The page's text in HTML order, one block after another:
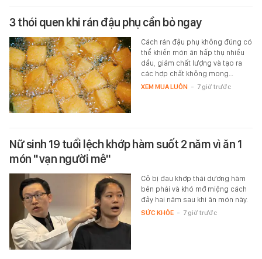
3 thói quen khi rán đậu phụ cần bỏ ngay
Cách rán đậu phụ không đúng có
thể khiến món ăn hấp thụ nhiều
dầu, giảm chất lượng và tạo ra
các hợp chất không mong…
XEM MUA LUÔN - 7 giờ trước
Nữ sinh 19 tuổi lệch khớp hàm suốt 2 năm vì ăn 1
món "vạn người mê"
Cô bị đau khớp thái dương hàm
bên phải và khó mở miệng cách
đây hai năm sau khi ăn món này.
SỨC KHỎE - 7 giờ trước